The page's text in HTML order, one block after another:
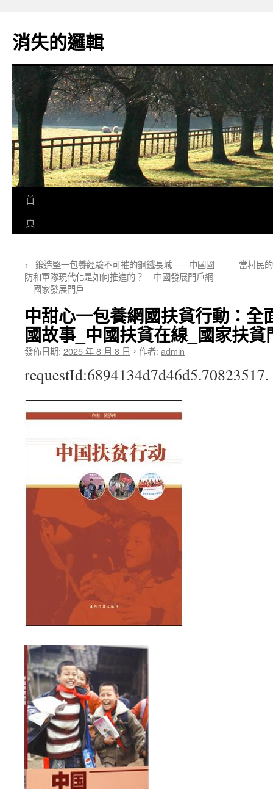
主
要
消失的邏輯
首
頁
← 鍛造堅一包養經驗不可摧的鋼鐵長城——中國國
防和軍隊現代化是如何推進的？ _ 中國發展門戶網
－國家發展門戶
當村民
中甜心一包養網國扶貧行動：全
國故事_中國扶貧在線_國家扶貧
發佈日期: 2025 年 8 月 8 日 ， 作者: admin
requestId:6894134d7d46d5.70823517.